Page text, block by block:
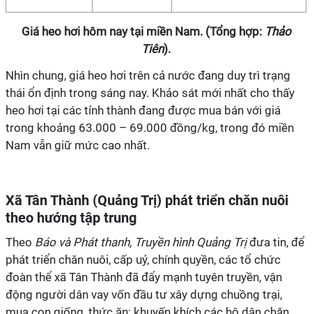
Giá heo hơi hôm nay tại miền Nam. (Tổng hợp: Thảo
Tiên).
Nhìn chung, giá heo hơi trên cả nước đang duy trì trạng
thái ổn định trong sáng nay. Khảo sát mới nhất cho thấy
heo hơi tại các tỉnh thành đang được mua bán với giá
trong khoảng 63.000 – 69.000 đồng/kg, trong đó miền
Nam vẫn giữ mức cao nhất.
Xã Tân Thành (Quảng Trị) phát triển chăn nuôi
theo hướng tập trung
Theo Báo và Phát thanh, Truyền hình Quảng Trịđưa tin, để
phát triển chăn nuôi, cấp uỷ, chính quyền, các tổ chức
đoàn thể xã Tân Thành đã đẩy mạnh tuyên truyền, vận
động người dân vay vốn đầu tư xây dựng chuồng trại,